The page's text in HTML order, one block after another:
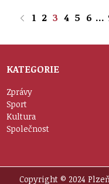
1 2 3 4 5 6 ...
KATEGORIE
Zprávy
Sport
Kultura
Společnost
Copyright © 2024